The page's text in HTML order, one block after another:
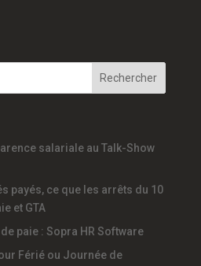
salariale au Talk-Show
payés, ce que les arrêts du 10
et GTA
paie : Sopra HR Software
Férié ou Journée de